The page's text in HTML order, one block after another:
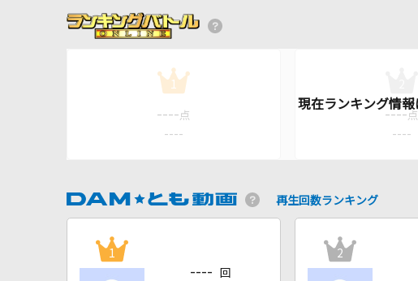
1
---- 点
----
---- 点
----
再生回数ランキング
1
---- 回
2